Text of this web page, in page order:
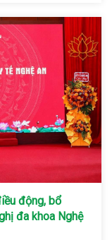
động, bổ
đa khoa Nghệ